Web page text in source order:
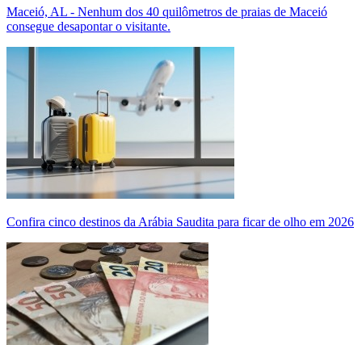
Maceió, AL - Nenhum dos 40 quilômetros de praias de Maceió
consegue desapontar o visitante.
Confira cinco destinos da Arábia Saudita para ficar de olho em 2026